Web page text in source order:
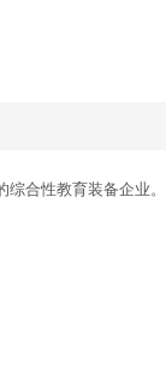
综合性教育装备企